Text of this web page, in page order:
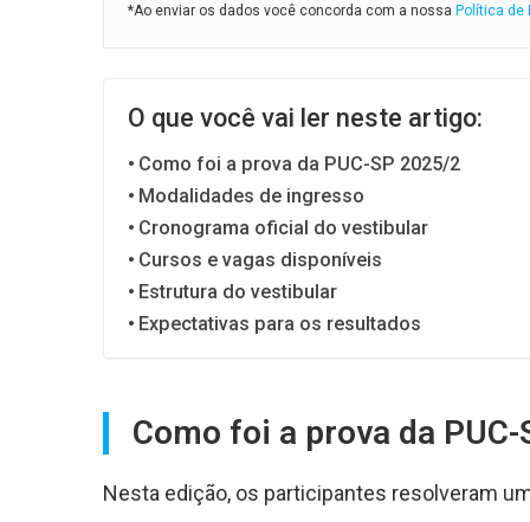
*Ao enviar os dados você concorda com a nossa Política de
O que você vai ler neste artigo:
Como foi a prova da PUC-SP 2025/2
Modalidades de ingresso
Cronograma oficial do vestibular
Cursos e vagas disponíveis
Estrutura do vestibular
Expectativas para os resultados
Como foi a prova da
Nesta edição, os participantes resolveram